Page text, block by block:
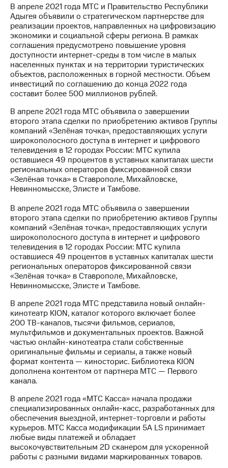
В апреле 2021 года МТС и Правительство Республики
Адыгея объявили о стратегическом партнерстве для
реализации проектов, направленных на цифровизацию
экономики и социальной сферы региона. В рамках
соглашения предусмотрено повышение уровня
доступности интернет-среды в том числе в малых
населенных пунктах и на территории туристических
объектов, расположенных в горной местности. Объем
инвестиций по соглашению до конца 2022 года
составит более 500 миллионов рублей.
В апреле 2021 года МТС объявила о завершении
второго этапа сделки по приобретению активов Группы
компаний «Зелёная точка», предоставляющих услуги
широкополосного доступа в интернет и цифрового
телевидения в 12 городах России: МТС купила
оставшиеся 49 процентов в уставных капиталах шести
региональных операторов фиксированной связи
«Зелёная точка» в Ставрополе, Михайловске,
Невинномысске, Элисте и Тамбове.
В апреле 2021 года МТС объявила о завершении
второго этапа сделки по приобретению активов Группы
компаний «Зелёная точка», предоставляющих услуги
широкополосного доступа в интернет и цифрового
телевидения в 12 городах России: МТС купила
оставшиеся 49 процентов в уставных капиталах шести
региональных операторов фиксированной связи
«Зелёная точка» в Ставрополе, Михайловске,
Невинномысске, Элисте и Тамбове.
В апреле 2021 года МТС представила новый онлайн-
кинотеатр KION, каталог которого включает более
200 ТВ-каналов, тысячи фильмов, сериалов,
мультфильмов и документальных проектов. Важной
частью онлайн-кинотеатра стали собственные
оригинальные фильмы и сериалы, а также новый
формат контента — киносторис. Библиотека KION
дополнена контентом от партнера МТС — Первого
канала.
В апреле 2021 года «МТС Касса» начала продажи
специализированных онлайн-касс, разработанных для
обеспечения выездной, интернет-торговли и работы
курьеров. МТС Касса модификации 5А LS принимает
любые виды платежей и обладает
высокочувствительным 2D сканером для ускоренной
работы с разными видами маркированных товаров.